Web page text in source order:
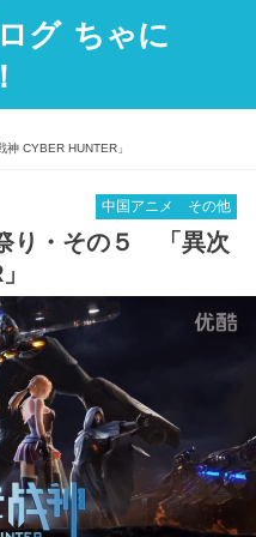
グ ちゃに
CYBER HUNTER」
中国アニメ その他
り・その５ 「異次